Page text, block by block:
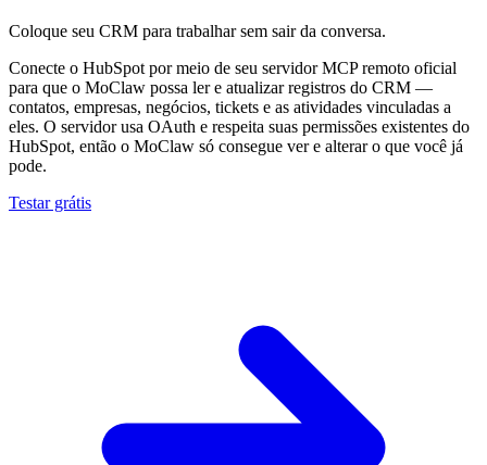
Coloque seu CRM para trabalhar sem sair da conversa.
Conecte o HubSpot por meio de seu servidor MCP remoto oficial
para que o MoClaw possa ler e atualizar registros do CRM —
contatos, empresas, negócios, tickets e as atividades vinculadas a
eles. O servidor usa OAuth e respeita suas permissões existentes do
HubSpot, então o MoClaw só consegue ver e alterar o que você já
pode.
Testar grátis